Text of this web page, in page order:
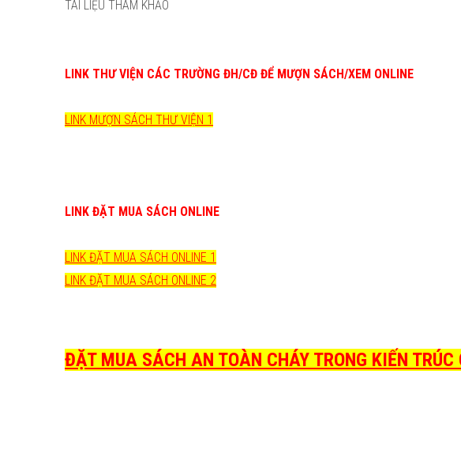
TÀI LIỆU THAM KHẢO
LINK THƯ VIỆN CÁC TRƯỜNG ĐH/CĐ ĐỂ MƯỢN SÁCH/XEM ONLINE
LINK MƯỢN SÁCH THƯ VIỆN 1
LINK ĐẶT MUA SÁCH ONLINE
LINK ĐẶT MUA SÁCH ONLINE 1
LINK ĐẶT MUA SÁCH ONLINE 2
ĐẶT MUA SÁCH AN TOÀN CHÁY TRONG KIẾN